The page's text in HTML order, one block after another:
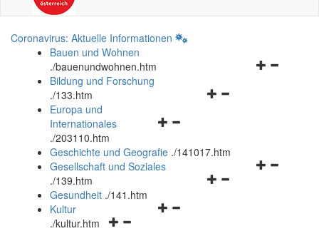
Coronavirus: Aktuelle Informationen
Bauen und Wohnen
./bauenundwohnen.htm
Navigationsmenü
Bildung und Forschung
./133.htm
Navigationsmenü
und
schließen
Europa und
Internationales
./203110.htm
Geschichte und Geografie ./141017.htm
Navigationsmenü
Gesellschaft und Soziales
./139.htm
Navigationsmenü
Gesundheit ./141.htm
Navigationsmenü
Kultur
./kultur.htm